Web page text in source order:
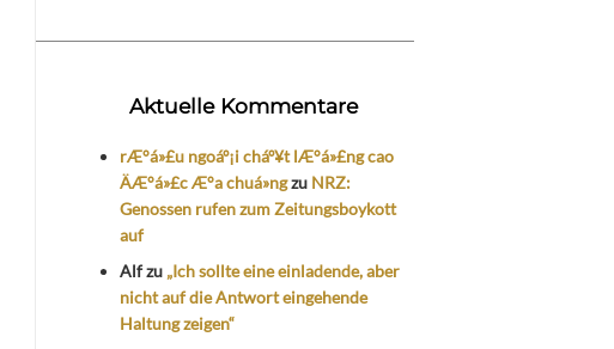
Aktuelle Kommentare
rÆ°á»£u ngoáº¡i cháº¥t lÆ°á»£ng cao
ÄÆ°á»£c Æ°a chuá»ngzu NRZ:
Genossen rufen zum Zeitungsboykott
auf
Alfzu „Ich sollte eine einladende, aber
nicht auf die Antwort eingehende
Haltung zeigen“